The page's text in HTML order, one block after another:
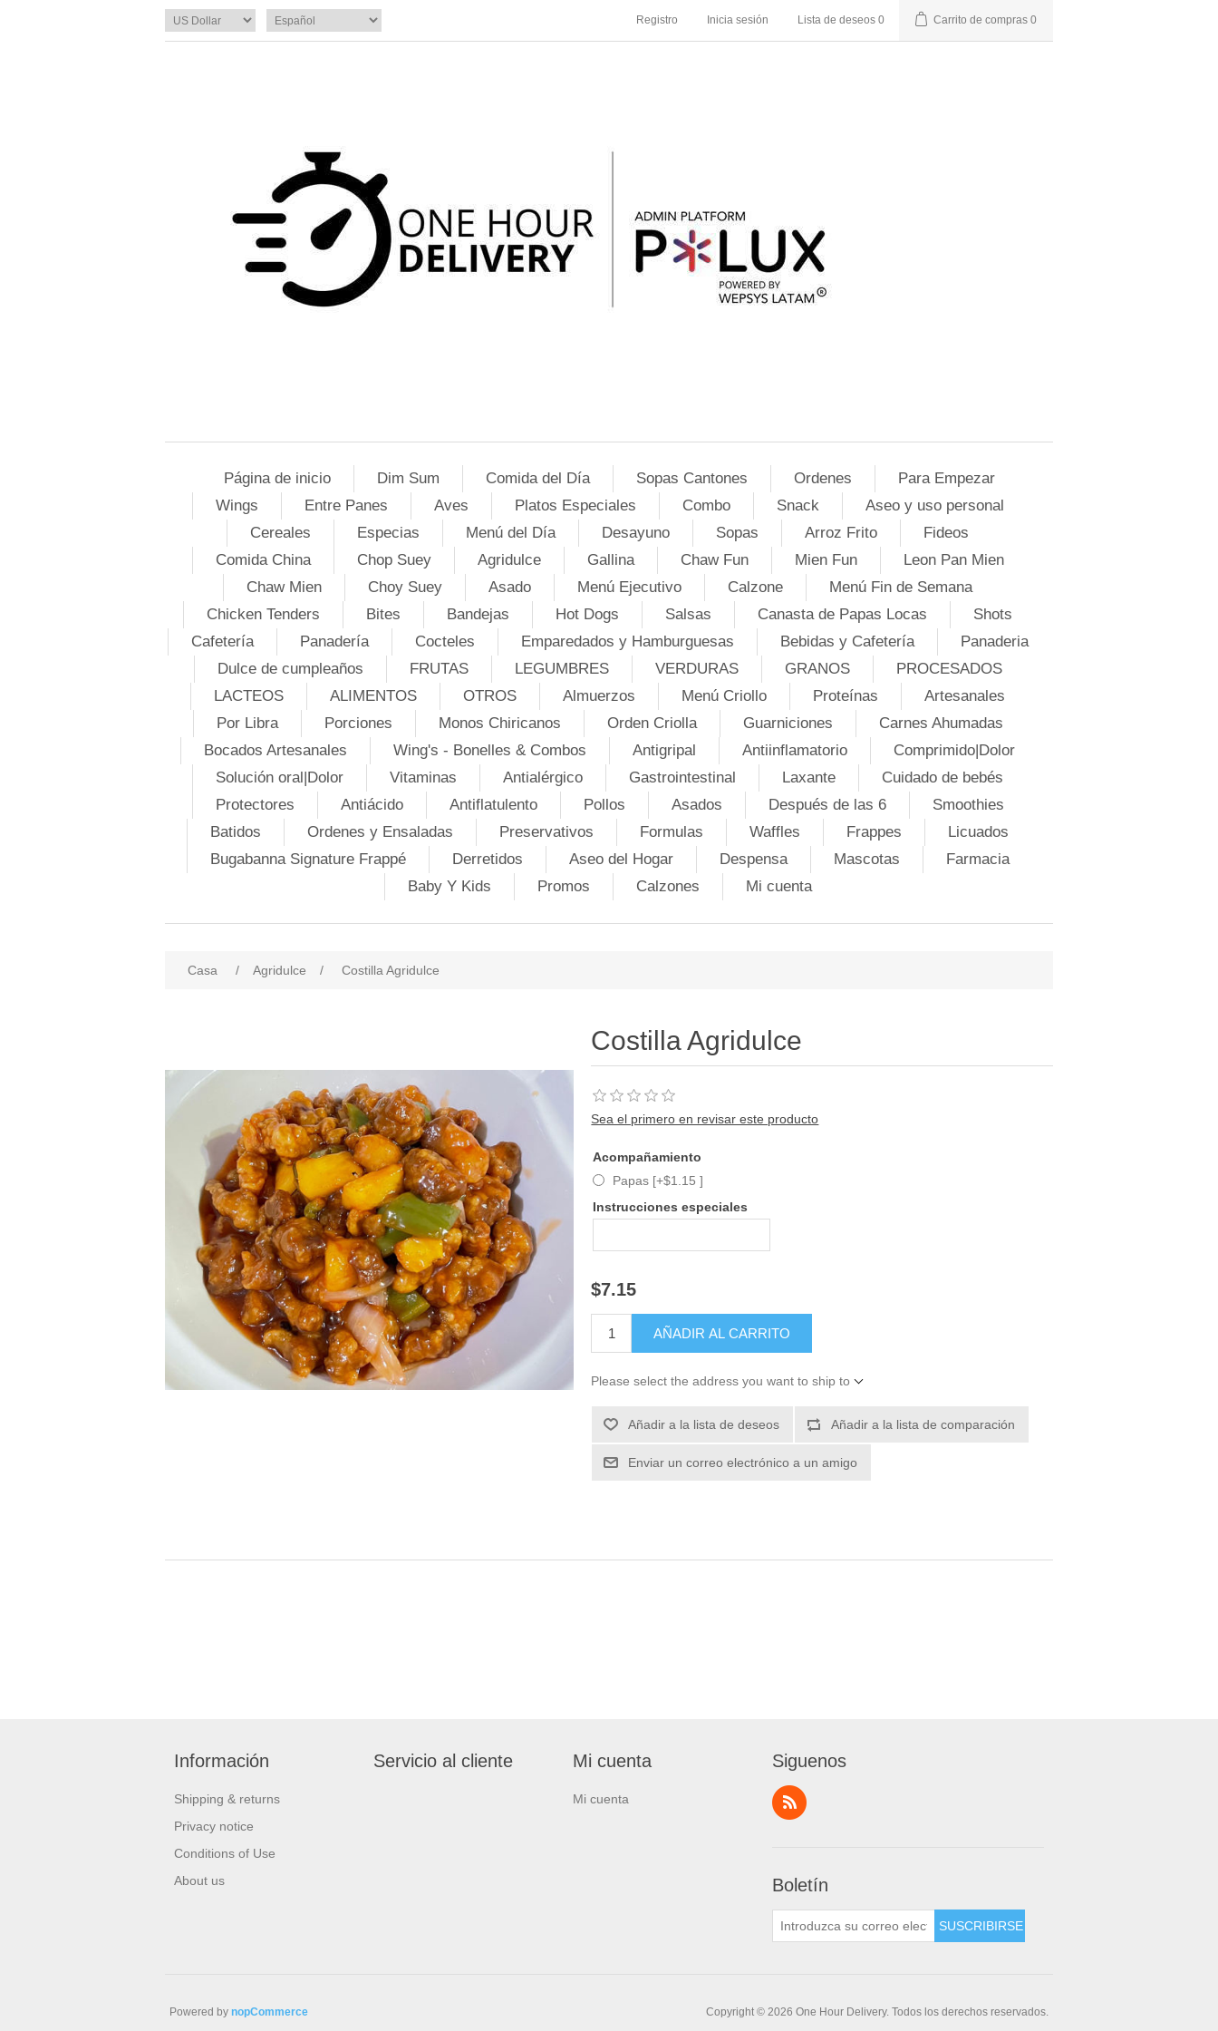
Registro Inicia sesión Lista de deseos 0 Carrito de compras 0
Página de inicio Dim Sum Comida del Día Sopas Cantones Ordenes
Para Empezar
Wings
Entre Panes Aves Platos Especiales Combo Snack
Aseo y uso personal
Cereales
Especias Menú del Día Desayuno Sopas Arroz Frito
Fideos
Comida China
Chop Suey Agridulce Gallina Chaw Fun Mien Fun
Leon Pan Mien
Chaw Mien
Choy Suey Asado Menú Ejecutivo Calzone
Menú Fin de Semana
Chicken Tenders
Bites Bandejas Hot Dogs Salsas Canasta de Papas Locas
Shots
Cafetería
Panadería Cocteles Emparedados y Hamburguesas Bebidas y Cafetería
Panaderia
Dulce de cumpleaños
FRUTAS LEGUMBRES VERDURAS GRANOS
PROCESADOS
LACTEOS
ALIMENTOS OTROS Almuerzos Menú Criollo Proteínas
Artesanales
Por Libra
Porciones Monos Chiricanos Orden Criolla Guarniciones
Carnes Ahumadas
Bocados Artesanales
Wing's - Bonelles & Combos Antigripal Antiinflamatorio
Comprimido|Dolor
Solución oral|Dolor
Vitaminas Antialérgico Gastrointestinal Laxante
Cuidado de bebés
Protectores
Antiácido Antiflatulento Pollos Asados Después de las 6
Smoothies
Batidos
Ordenes y Ensaladas Preservativos Formulas Waffles Frappes
Licuados
Bugabanna Signature Frappé
Derretidos Aseo del Hogar Despensa Mascotas
Farmacia
Baby Y Kids
Promos Calzones Mi cuenta
Casa / Agridulce / Costilla Agridulce
Costilla Agridulce
Sea el primero en revisar este producto
Acompañamiento
Papas [+$1.15 ]
Instrucciones especiales
$7.15
Please select the address you want to ship to
Información
Shipping & returns
Privacy notice
Conditions of Use
About us
Servicio al cliente Mi cuenta
Mi cuenta
Siguenos
Boletín
Copyright © 2026 One Hour Delivery. Todos los derechos reservados.
Powered by nopCommerce